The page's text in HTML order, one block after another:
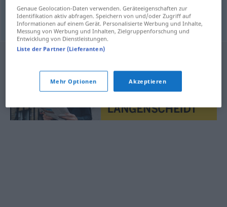
live (ATTR) gebrauchsfertig BUCHDRUCK druckfertig
Genaue Geolocation-Daten verwenden. Geräteeigenschaften zur
Identifikation aktiv abfragen. Speichern von und/oder Zugriff auf
Informationen auf einem Gerät. Personalisierte Werbung und Inhalte,
Messung von Werbung und Inhalten, Zielgruppenforschung und
Entwicklung von Dienstleistungen.
Liste der Partner (Lieferanten)
Mehr Optionen Akzeptieren